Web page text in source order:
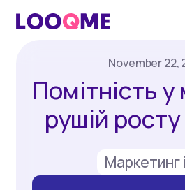
November 22,
Помітність у
рушій
Маркетинг